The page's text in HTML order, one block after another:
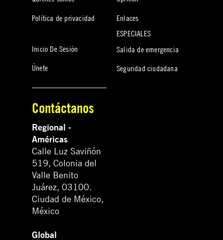
Política de privacidad
Inicio De Sesión
Únete
Enlaces
ESPECIALES
Salida de emergencia
Seguridad ciudadana
Contáctanos
Regional -
Américas
Calle Luz Saviñón
519, Colonia del
Valle Benito
Juárez, 03100.
Ciudad de México,
México
Global